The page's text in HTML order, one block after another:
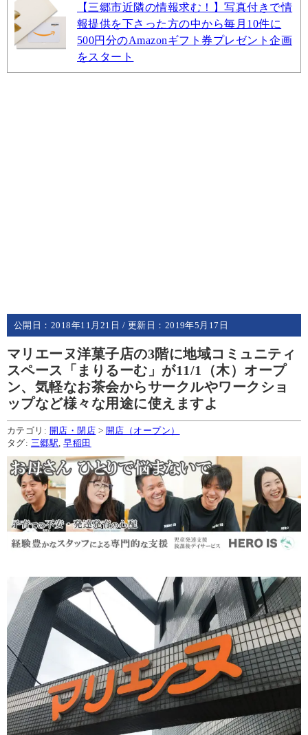
【三郷市近隣の情報求む！】写真付きで情
報提供を下さった方の中から毎月10件に
500円分のAmazonギフト券プレゼント企画
をスタート
公開日： 2018年11月21日 / 更新日： 2019年5月17日
マリエーヌ洋菓子店の3階に地域コミュニティ
スペース「まりるーむ」が11/1（木）オープ
ン、気軽なお茶会からサークルやワークショ
ップなど様々な用途に使えますよ
カテゴリ: 開店・閉店 > 開店（オープン）
タグ: 三郷駅,早稲田